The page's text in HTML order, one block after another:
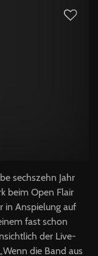
sechszehn Jahr
beim Open Flair
in Anspielung auf
fast schon
der Live-
die Band aus